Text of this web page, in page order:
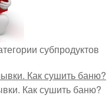
субпродуктов
Как сушить баню?